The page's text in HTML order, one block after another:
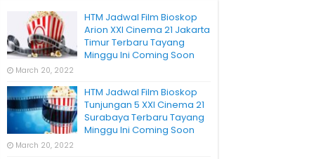
HTM Jadwal Film Bioskop
Arion XXI Cinema 21 Jakarta
Timur Terbaru Tayang
Minggu Ini Coming Soon
March 20, 2022
HTM Jadwal Film Bioskop
Tunjungan 5 XXI Cinema 21
Surabaya Terbaru Tayang
Minggu Ini Coming Soon
March 20, 2022